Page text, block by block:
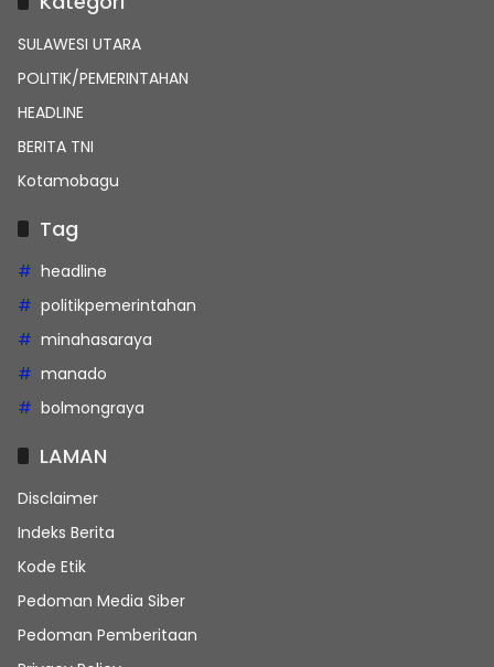
SULAWESI UTARA
POLITIK/PEMERINTAHAN
HEADLINE
BERITA TNI
Kotamobagu
Tag
headline
politikpemerintahan
minahasaraya
manado
bolmongraya
LAMAN
Disclaimer
Indeks Berita
Kode Etik
Pedoman Media Siber
Pedoman Pemberitaan